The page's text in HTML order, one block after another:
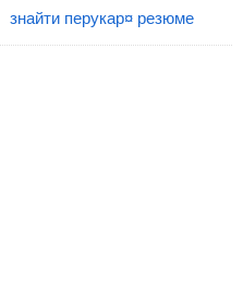
знайти перукар¤ резюме